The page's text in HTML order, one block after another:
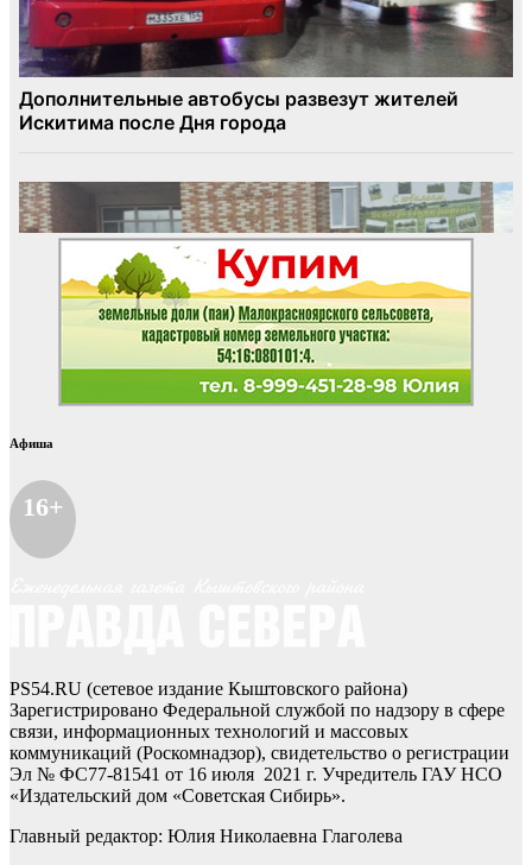
Афиша
16+
PS54.RU (сетевое издание Кыштовского района)
Зарегистрировано Федеральной службой по надзору в сфере
связи, информационных технологий и массовых
коммуникаций (Роскомнадзор), свидетельство о регистрации
Эл № ФС77-81541 от 16 июля 2021 г. Учредитель ГАУ НСО
«Издательский дом «Советская Сибирь».
Главный редактор: Юлия Николаевна Глаголева